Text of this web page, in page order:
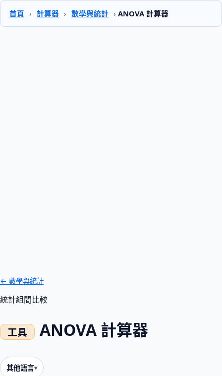
首頁 › 計算器 › 數學與統計 › ANOVA 計算器
← 數學與統計
統計組間比較
ANOVA 計算器
其他語言